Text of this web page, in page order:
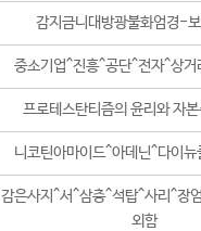
감지금니대방광불화엄경-
중소기업^진흥^공단^전자^상거
프로테스탄티즘의 윤리와 자
니코틴아마이드^아데닌^다이
감은사지^서^삼층^석탑^사리^장
외함